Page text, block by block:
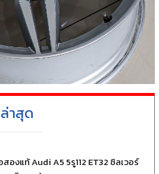
าสุด
องแท้ Audi A5 5รู112 ET32 ซิลเวอร์